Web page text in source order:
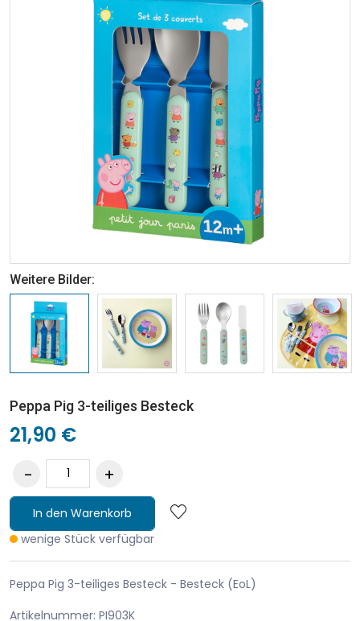
Weitere Bilder:
Peppa Pig 3-teiliges Besteck
21,90 €
In den Warenkorb
wenige Stück verfügbar
Peppa Pig 3-teiliges Besteck - Besteck (EoL)
Artikelnummer: PI903K